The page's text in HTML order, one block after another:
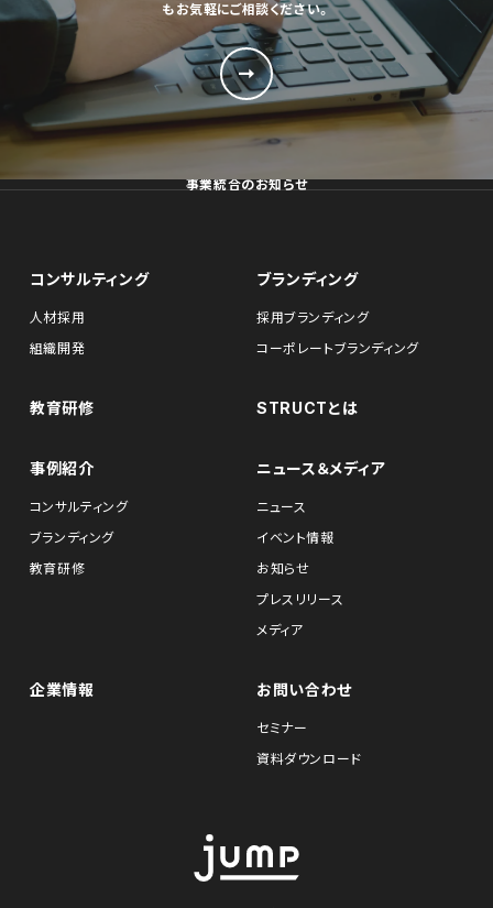
もお気軽にご相談ください。
事業統合のお知らせ
コンサルティング
人材採用
組織開発
ブランディング
採用ブランディング
コーポレートブランディング
教育研修 STRUCTとは
事例紹介
コンサルティング
ブランディング
教育研修
ニュース＆メディア
ニュース
イベント情報
お知らせ
プレスリリース
メディア
企業情報 お問い合わせ
セミナー
資料ダウンロード